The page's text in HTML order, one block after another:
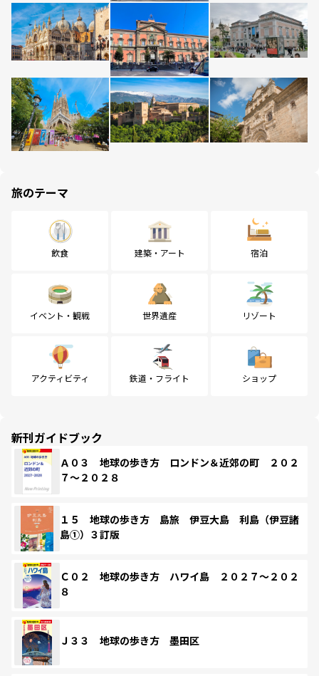
旅のテーマ
飲食 建築・アート 宿泊
イベント・観戦 世界遺産 リゾート
アクティビティ 鉄道・フライト ショップ
新刊ガイドブック
Ａ０３ 地球の歩き方 ロンドン＆近郊の町 ２０２
７～２０２８
１５ 地球の歩き方 島旅 伊豆大島 利島（伊豆諸
島①）３訂版
Ｃ０２ 地球の歩き方 ハワイ島 ２０２７～２０２
８
Ｊ３３ 地球の歩き方 墨田区